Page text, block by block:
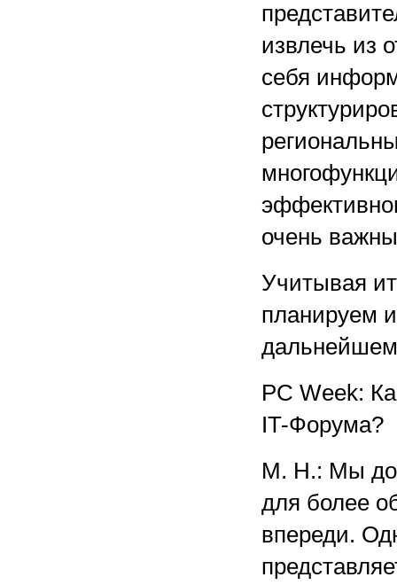
извлечь из
себя
очень
Учитывая
планируем
PC Week:
IT-Форума?
М. Н.: Мы
для более
впереди.